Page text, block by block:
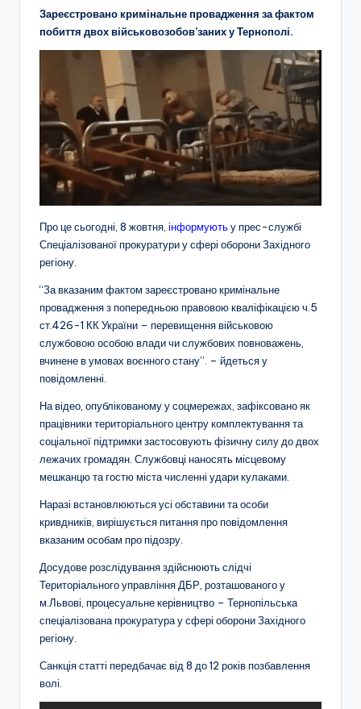
Зареєстровано кримінальне провадження за фактом
побиття двох військовозобов’заних у Тернополі.
Про це сьогодні, 8 жовтня, інформуютьу прес-службі
Спеціалізованої прокуратури у сфері оборони Західного
регіону.
“За вказаним фактом зареєстровано кримінальне
провадження з попередньою правовою кваліфікацією ч.5
ст.426-1 КК України – перевищення військовою
службовою особою влади чи службових повноважень,
вчинене в умовах воєнного стану”. – йдеться у
повідомленні.
На відео, опублікованому у соцмережах, зафіксовано як
працівники територіального центру комплектування та
соціальної підтримки застосовують фізичну силу до двох
лежачих громадян. Службовці наносять місцевому
мешканцю та гостю міста численні удари кулаками.
Наразі встановлюються усі обставини та особи
кривдників, вирішується питання про повідомлення
вказаним особам про підозру.
Досудове розслідування здійснюють слідчі
Територіального управління ДБР, розташованого у
м.Львові, процесуальне керівництво – Тернопільська
спеціалізована прокуратура у сфері оборони Західного
регіону.
Санкція статті передбачає від 8 до 12 років позбавлення
волі.